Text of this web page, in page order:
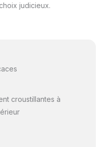
judicieux.
croustillantes à